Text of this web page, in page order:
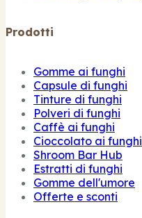
Prodotti
Gomme ai funghi
Capsule di funghi
Tinture di funghi
Polveri di funghi
Caffè ai funghi
Cioccolato ai funghi
Shroom Bar Hub
Estratti di funghi
Gomme dell'umore
Offerte e sconti